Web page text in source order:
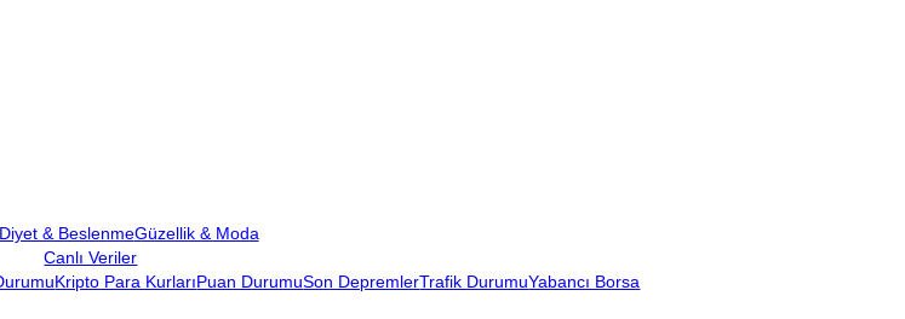
& BeslenmeGüzellik & Moda
Canlı Veriler
Kripto Para KurlarıPuan DurumuSon DepremlerTrafik DurumuYabancı Borsa